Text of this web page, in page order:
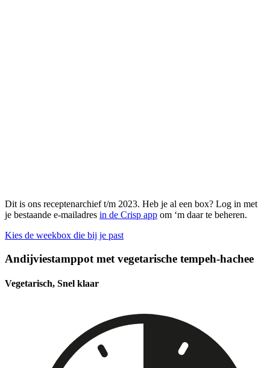
Dit is ons receptenarchief t/m 2023. Heb je al een box? Log in met
je bestaande e-mailadres in de Crisp app om ‘m daar te beheren.
Kies de weekbox die bij je past
Andijviestamppot met vegetarische tempeh-hachee
Vegetarisch, Snel klaar